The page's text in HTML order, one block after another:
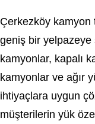
Çerkezköy kamyon
geniş bir yelpazeye
kamyonlar, kapalı
kamyonlar ve ağır
ihtiyaçlara uygun
müşterilerin yük